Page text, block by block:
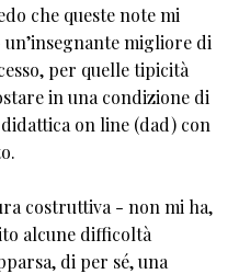
che queste note mi
migliore di
per quelle tipicità
in una condizione di
on line (dad) con
costruttiva - non mi ha,
alcune difficoltà
di per sé, una